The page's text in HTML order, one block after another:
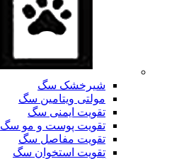
شیرخشک سگ
مولتی ویتامین سگ
تقویت ایمنی سگ
تقویت پوست و مو سگ
تقویت مفاصل سگ
تقویت استخوان سگ